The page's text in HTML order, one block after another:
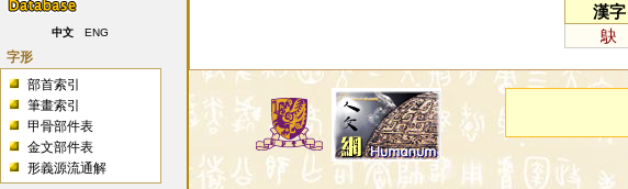
中文 ENG
字形
部首索引
筆畫索引
甲骨部件表
金文部件表
形義源流通解
漢字
鴃